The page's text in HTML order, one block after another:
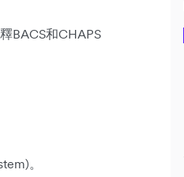
BACS和CHAPS
。